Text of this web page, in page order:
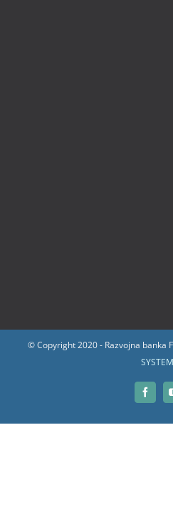
© Copyright 2020 - Razvojna banka